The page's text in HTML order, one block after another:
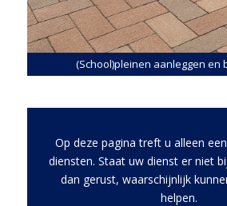
(School)pleinen aanleggen en
Op deze pagina treft u alleen
diensten. Staat uw dienst er niet
dan gerust, waarschijnlijk
helpen.